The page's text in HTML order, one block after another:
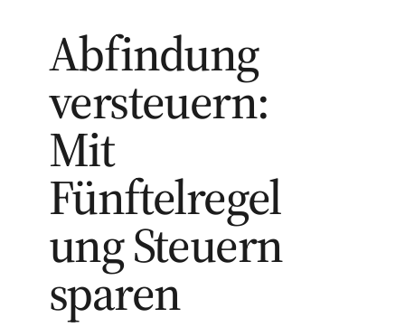
Abfindung
versteuern:
Mit
Fünftelregel
ung Steuern
sparen